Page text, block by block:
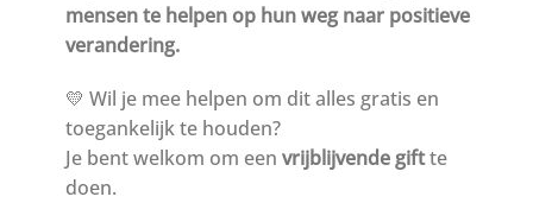
mensen te helpen op hun weg naar positieve
verandering.
💛 Wil je mee helpen om dit alles gratis en
toegankelijk te houden?
Je bent welkom om een vrijblijvende giftte
doen.